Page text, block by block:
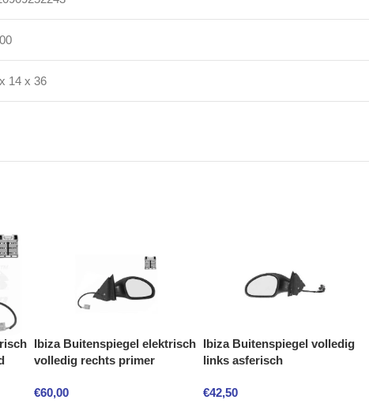
14 x 36
Ibiza Buitenspiegel elektrisch
volledig rechts primer
€60,00
Ibiza Buitenspiegel volledig
links asferisch
€42,50